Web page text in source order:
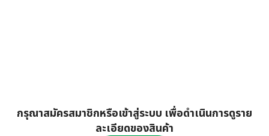
กรุณาสมัครสมาชิกหรือเข้าสู่ระบบ เพื่อดำเนินการดูราย
ละเอียดของสินค้า